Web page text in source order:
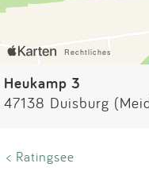
Heukamp 3
47138 Duisburg
< Ratingsee